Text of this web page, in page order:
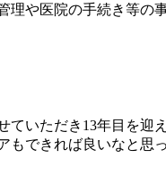
理や医院の手続き等の
ていただき13年目を迎
もできれば良いなと思